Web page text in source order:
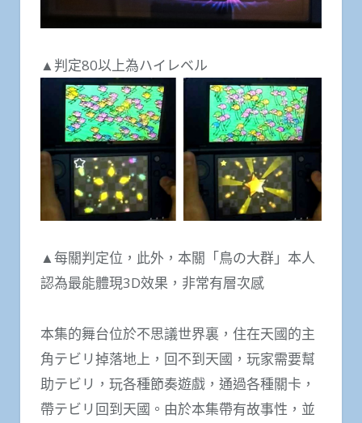
▲判定80以上為ハイレベル
▲每關判定位，此外，本關「鳥の大群」本人
認為最能體現3D效果，非常有層次感
本集的舞台位於不思議世界裏，住在天國的主
角テビリ掉落地上，回不到天國，玩家需要幫
助テビリ，玩各種節奏遊戲，通過各種關卡，
帶テビリ回到天國。由於本集帶有故事性，並